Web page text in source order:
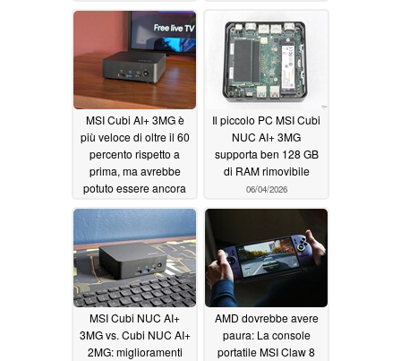
06/15/2026
MSI Cubi AI+ 3MG è
più veloce di oltre il 60
percento rispetto a
prima, ma avrebbe
potuto essere ancora
06/04/2026
Il piccolo PC MSI Cubi
NUC AI+ 3MG
supporta ben 128 GB
di RAM rimovibile
06/04/2026
MSI Cubi NUC AI+
3MG vs. Cubi NUC AI+
2MG: miglioramenti
AMD dovrebbe avere
paura: La console
portatile MSI Claw 8